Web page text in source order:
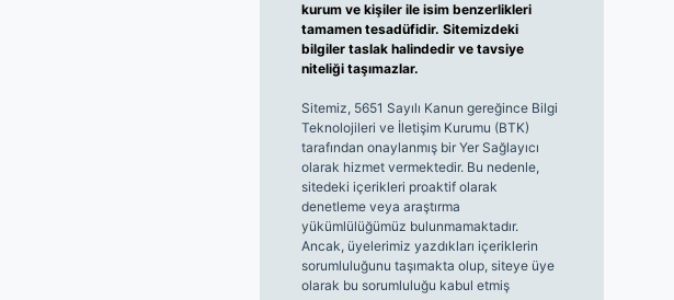
kurum ve kişiler ile isim benzerlikleri
tamamen tesadüfidir. Sitemizdeki
bilgiler taslak halindedir ve tavsiye
niteliği taşımazlar.
Sitemiz, 5651 Sayılı Kanun gereğince Bilgi
Teknolojileri ve İletişim Kurumu (BTK)
tarafından onaylanmış bir Yer Sağlayıcı
olarak hizmet vermektedir. Bu nedenle,
sitedeki içerikleri proaktif olarak
denetleme veya araştırma
yükümlülüğümüz bulunmamaktadır.
Ancak, üyelerimiz yazdıkları içeriklerin
sorumluluğunu taşımakta olup, siteye üye
olarak bu sorumluluğu kabul etmiş